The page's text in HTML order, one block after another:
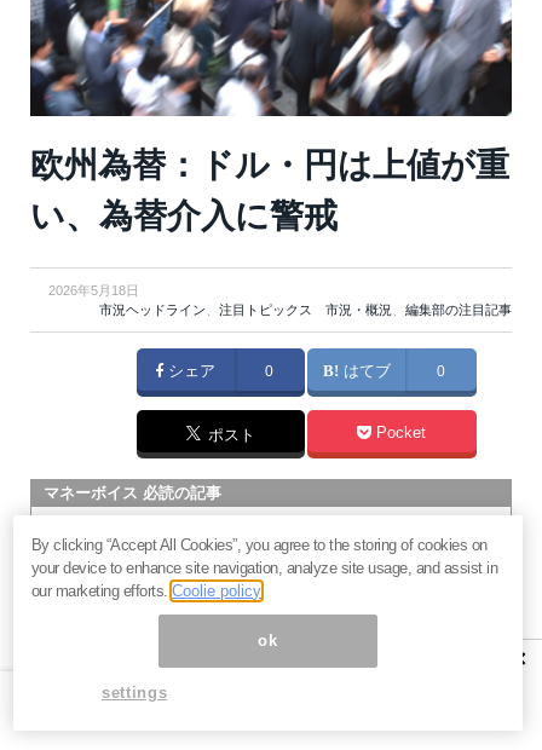
欧州為替：ドル・円は上値が重
い、為替介入に警戒
2026年5月18日
市況ヘッドライン、 注目トピックス 市況・概況、 編集部の注目記事
シェア 0 はてブ 0
ポスト Pocket
マネーボイス 必読の記事
将来性とリスク
過去最高益「サンリオ」は買いか？決算で見えた“強い事
業”と“脆い統治”の同居
村田製作所なぜ株価3.8倍急騰？AIデータセンター需要の期待
社
×
By clicking “Accept All Cookies”, you agree to the storing of cookies on
your device to enhance site navigation, analyze site usage, and assist in
our marketing efforts.Coolie policy
ok
settings